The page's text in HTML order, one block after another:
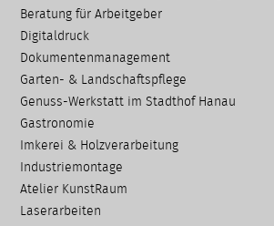
Beratung für Arbeitgeber
Digitaldruck
Dokumenten­management
Garten- & Landschafts­pflege
Genuss-Werkstatt im Stadthof Hanau
Gastronomie
Imkerei & Holz­verarbeitung
Industriemontage
Atelier KunstRaum
Laserarbeiten